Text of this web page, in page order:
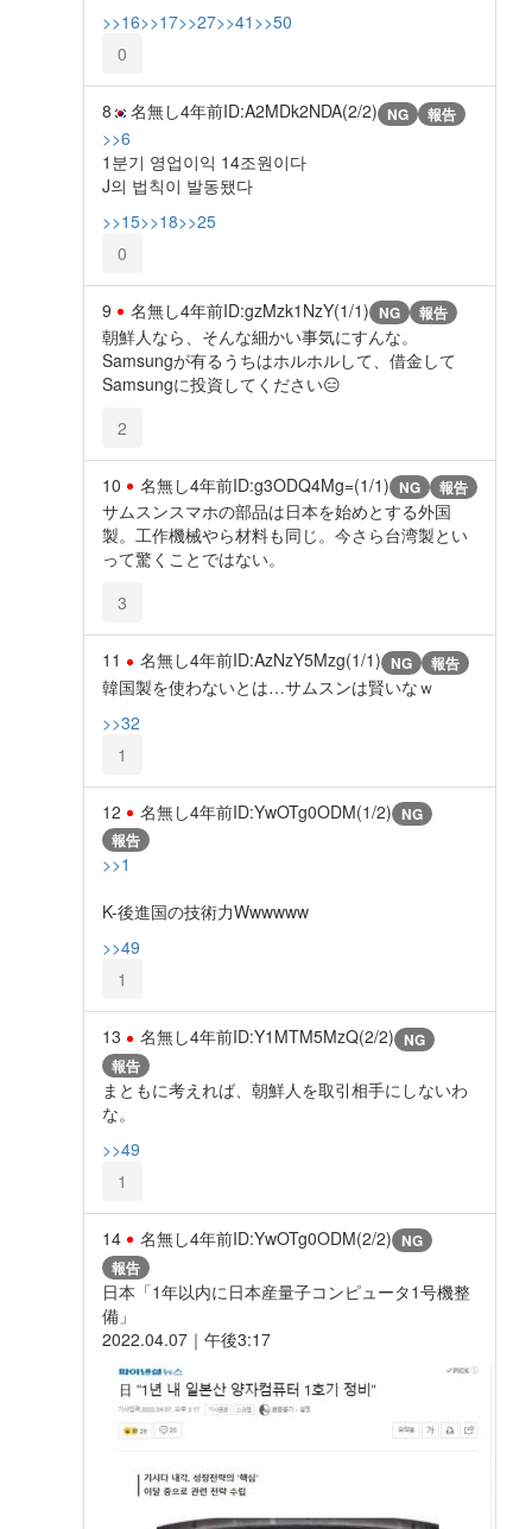
>>16>>17>>27>>41 >>50
0
8 名無し4年前ID:A2MDk2NDA(2/2) NG 報告
>>6
1분기 영업이익 14조원이다
J의 법칙이 발동됐다
>>15>>18>>25
0
9 名無し4年前ID:gzMzk1NzY(1/1) NG 報告
朝鮮人なら、そんな細かい事気にすんな。
Samsungが有るうちはホルホルして、借金して
Samsungに投資してください😑
2
10 名無し4年前ID:g3ODQ4Mg=(1/1) NG 報告
サムスンスマホの部品は日本を始めとする外国
製。工作機械やら材料も同じ。今さら台湾製とい
って驚くことではない。
3
11 名無し4年前ID:AzNzY5Mzg(1/1) NG 報告
韓国製を使わないとは…サムスンは賢いなｗ
>>32
1
12 名無し4年前ID:YwOTg0ODM(1/2) NG
報告
>>1
K-後進国の技術力Wwwwww
>>49
1
13 名無し4年前ID:Y1MTM5MzQ(2/2) NG
報告
まともに考えれば、朝鮮人を取引相手にしないわ
な。
>>49
1
14 名無し4年前ID:YwOTg0ODM(2/2) NG
報告
日本「1年以内に日本産量子コンピュータ1号機整
備」
2022.04.07｜午後3:17